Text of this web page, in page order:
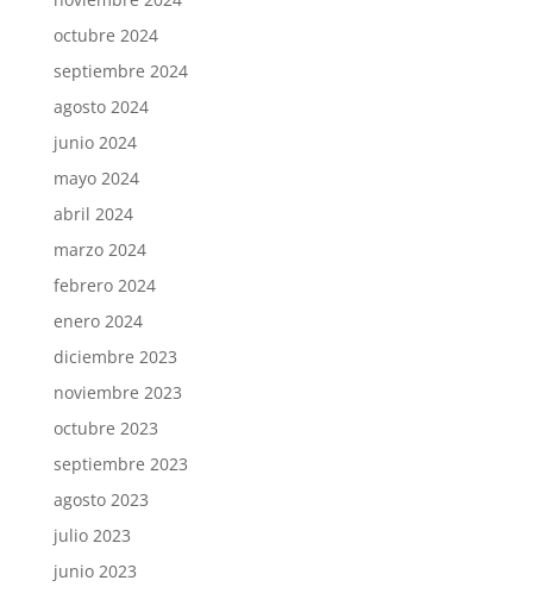
octubre 2024
septiembre 2024
agosto 2024
junio 2024
mayo 2024
abril 2024
marzo 2024
febrero 2024
enero 2024
diciembre 2023
noviembre 2023
octubre 2023
septiembre 2023
agosto 2023
julio 2023
junio 2023